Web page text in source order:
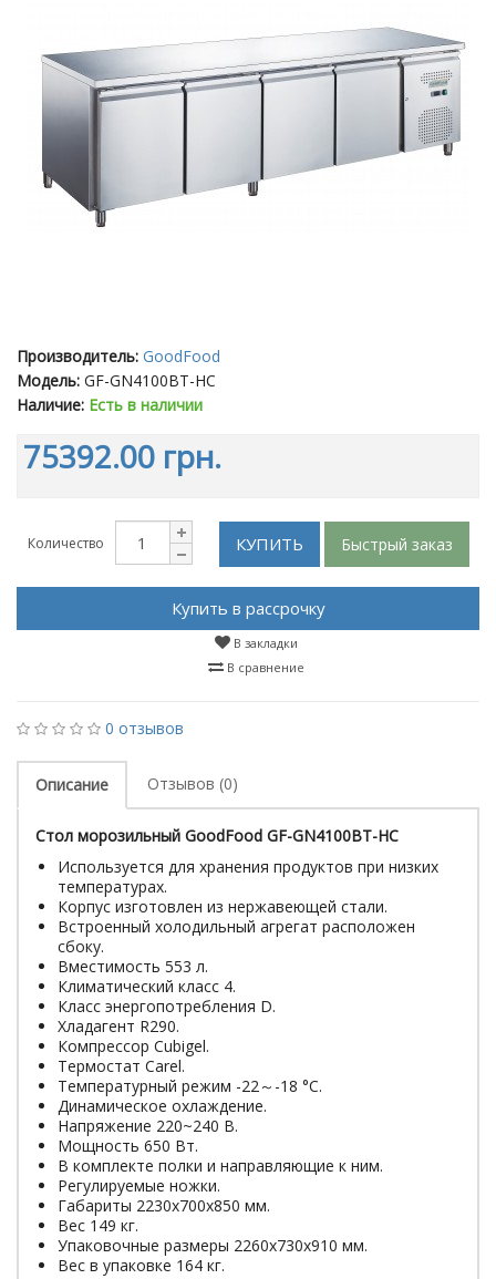
Производитель: GoodFood
Модель: GF-GN4100BT-HC
Наличие: Есть в наличии
75392.00 грн.
Количество КУПИТЬ Быстрый заказ
Купить в рассрочку
В закладки
В сравнение
0 отзывов
Описание Отзывов (0)
Стол морозильный GoodFood GF-GN4100BT-HC
Используется для хранения продуктов при низких
температурах.
Корпус изготовлен из нержавеющей стали.
Встроенный холодильный агрегат расположен
сбоку.
Вместимость 553 л.
Климатический класс 4.
Класс энергопотребления D.
Хладагент R290.
Компрессор Cubigel.
Термостат Carel.
Температурный режим -22～-18 °C.
Динамическое охлаждение.
Напряжение 220~240 В.
Мощность 650 Вт.
В комплекте полки и направляющие к ним.
Регулируемые ножки.
Габариты 2230x700x850 мм.
Вес 149 кг.
Упаковочные размеры 2260х730х910 мм.
Вес в упаковке 164 кг.